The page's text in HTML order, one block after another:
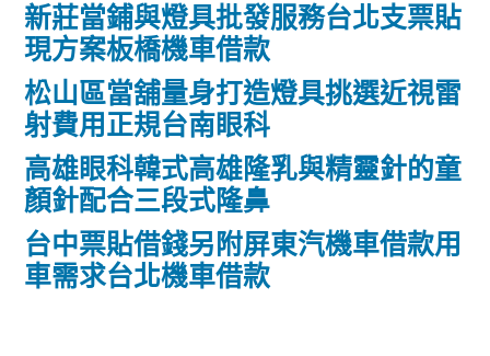
新莊當鋪與燈具批發服務台北支票貼
現方案板橋機車借款
松山區當舖量身打造燈具挑選近視雷
射費用正規台南眼科
高雄眼科韓式高雄隆乳與精靈針的童
顏針配合三段式隆鼻
台中票貼借錢另附屏東汽機車借款用
車需求台北機車借款